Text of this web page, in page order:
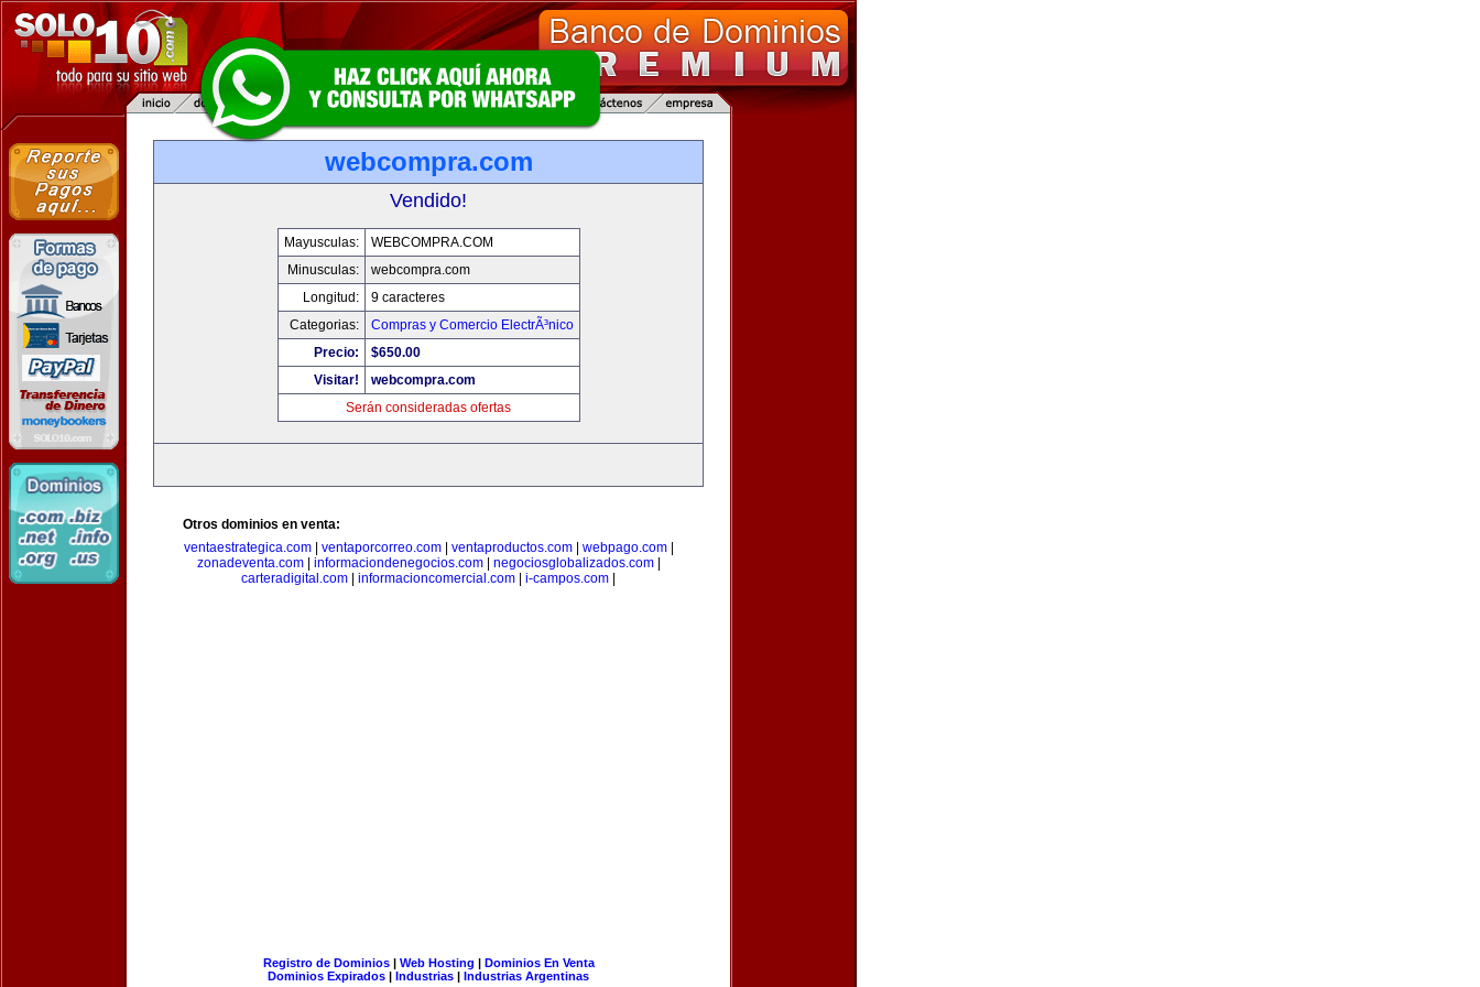
webcompra.com
Vendido!
Mayusculas:
WEBCOMPRA.COM
Minusculas:
webcompra.com
Longitud:
9 caracteres
Categorias:
Compras y Comercio ElectrÃ³nico
Precio:
$650.00
Visitar!
webcompra.com
Serán consideradas ofertas
Otros dominios en venta:
ventaestrategica.com| ventaporcorreo.com| ventaproductos.com| webpago.com|
zonadeventa.com| informaciondenegocios.com| negociosglobalizados.com|
carteradigital.com
informacioncomercial.com i-campos.com
Registro de Dominios| Web Hosting | Dominios En Venta
Dominios Expirados | Industrias | Industrias Argentinas